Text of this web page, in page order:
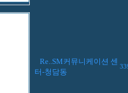
Re..SM커뮤니케이션 센
터-청담동